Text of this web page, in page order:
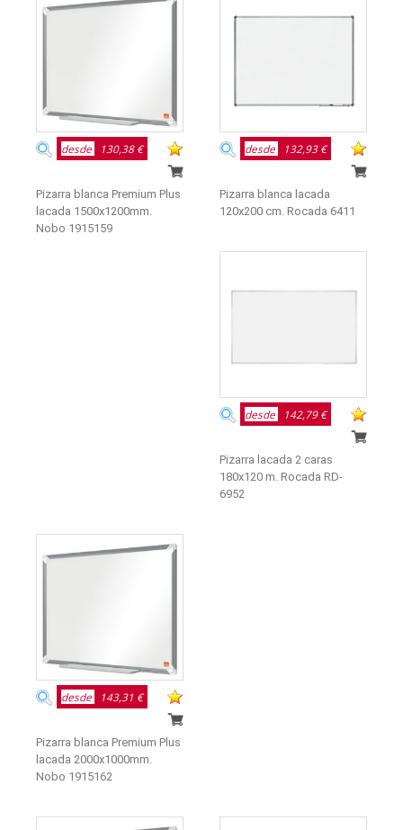
desde 130,38 €
Pizarra blanca Premium Plus
lacada 1500x1200mm.
Nobo 1915159
desde 132,93 €
Pizarra blanca lacada
120x200 cm. Rocada 6411
desde 142,79 €
Pizarra lacada 2 caras
180x120 m. Rocada RD-
6952
desde 143,31 €
Pizarra blanca Premium Plus
lacada 2000x1000mm.
Nobo 1915162